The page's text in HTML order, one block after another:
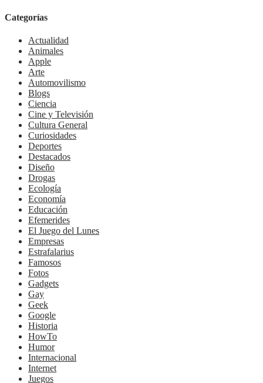
Categorías
Actualidad
Animales
Apple
Arte
Automovilismo
Blogs
Ciencia
Cine y Televisión
Cultura General
Curiosidades
Deportes
Destacados
Diseño
Drogas
Ecología
Economía
Educación
Efemerides
El Juego del Lunes
Empresas
Estrafalarius
Famosos
Fotos
Gadgets
Gay
Geek
Google
Historia
HowTo
Humor
Internacional
Internet
Juegos